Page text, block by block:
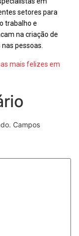
setores para
trabalho e
na criação de
pessoas.
mais felizes em
Campos